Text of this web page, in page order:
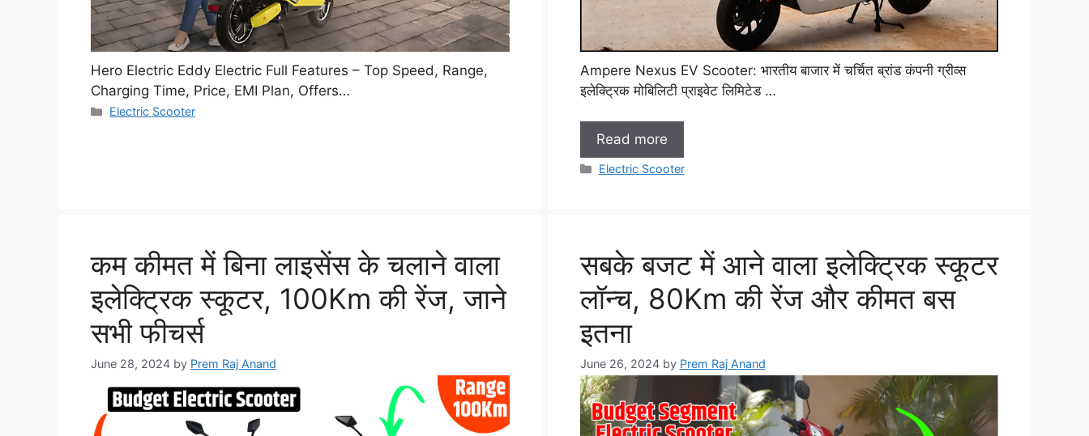
Hero Electric Eddy Electric Full Features – Top Speed, Range,
Charging Time, Price, EMI Plan, Offers…
Categories
Electric Scooter
Ampere Nexus EV Scooter: भारतीय बाजार में चर्चित ब्रांड कंपनी ग्रीव्स
इलेक्ट्रिक मोबिलिटी प्राइवेट लिमिटेड …
Read more
Categories
Electric Scooter
कम कीमत में बिना लाइसेंस के चलाने वाला
इलेक्ट्रिक स्कूटर, 100Km की रेंज, जाने
सभी फीचर्स
June 28, 2024 by Prem Raj Anand
सबके बजट में आने वाला इलेक्ट्रिक स्कूटर
लॉन्च, 80Km की रेंज और कीमत बस
इतना
June 26, 2024 by Prem Raj Anand